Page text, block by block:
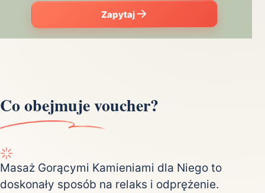
Zapytaj
Co obejmuje voucher?
Masaż Gorącymi Kamieniami dla Niego to
doskonały sposób na relaks i odprężenie.